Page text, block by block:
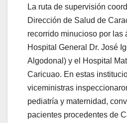
La ruta de supervisión
Dirección de Salud de
recorrido minucioso por las
Hospital General Dr. José
Algodonal) y el Hospital
Caricuao. En estas
viceministras
pediatría y maternidad,
pacientes procedentes de